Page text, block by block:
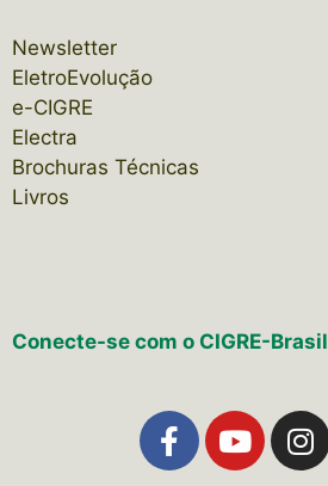
Newsletter
EletroEvolução
e-CIGRE
Electra
Brochuras Técnicas
Livros
Conecte-se com o CIGRE-Brasil